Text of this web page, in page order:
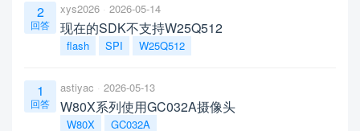
2
回答
xys2026 2026-05-14
现在的SDK不支持W25Q512
flash SPI W25Q512
1
回答
astiyac 2026-05-13
W80X系列使用GC032A摄像头
W80X GC032A